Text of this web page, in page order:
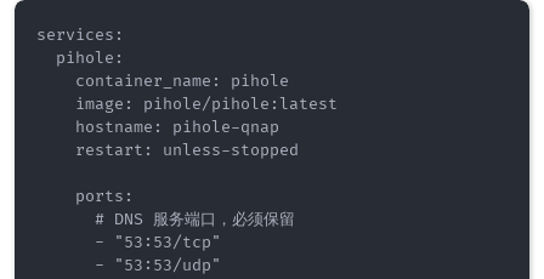
services:
  pihole:
    container_name: pihole
    image: pihole/pihole:latest
    hostname: pihole-qnap
    restart: unless-stopped
    ports:
      # DNS 服务端口，必须保留
      - "53:53/tcp"
      - "53:53/udp"